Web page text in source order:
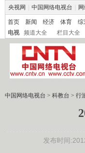
央视网 中国网络电视台
首页 新闻 经济 体育 综
电视
频道大全 栏目大全
中国网络电视台 > 科教台 > 行
发布时间